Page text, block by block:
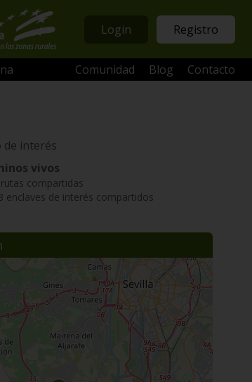
Login Registro
Comunidad Blog Contacto
interés
vivos
compartidas
enclaves de interés compartidos